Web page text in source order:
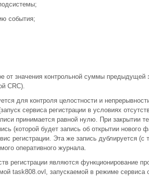
события;
от значения контрольной суммы предыдущей
CRC).
для контроля целостности и
сервиса регистрации в условиях
принимается равной нулю. При закрытии
(которой будет запись об открытии нового
регистрации. Эта же запись дублируется (с
оперативного журнала.
регистрации являются функционирование
task808.ovl, запускаемой в режиме сервиса